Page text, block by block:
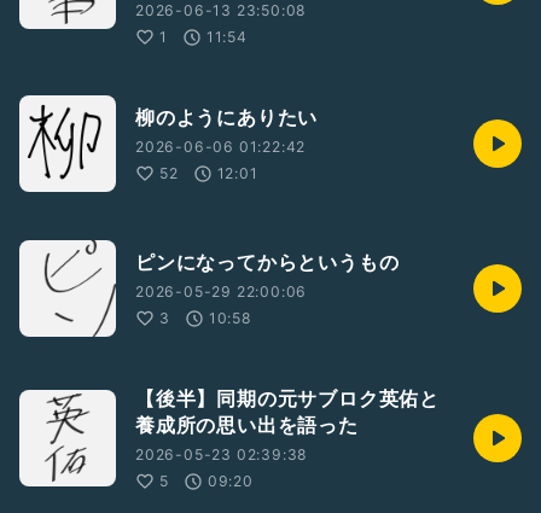
2026-06-13 23:50:08
1
11:54
柳のようにありたい
2026-06-06 01:22:42
52
12:01
ピンになってからというもの
2026-05-29 22:00:06
3
10:58
【後半】同期の元サブロク英佑と
養成所の思い出を語った
2026-05-23 02:39:38
5
09:20